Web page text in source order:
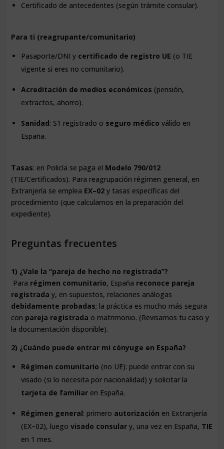
Certificado de antecedentes (según trámite consular).
Para ti (reagrupante/comunitario)
Pasaporte/DNI y certificado de registro UE (o TIE
vigente si eres no comunitario).
Acreditación de medios económicos (pensión,
extractos, ahorro).
Sanidad: S1 registrado o seguro médico válido en
España.
Tasas: en Policía se paga el Modelo 790/012
(TIE/Certificados). Para reagrupación régimen general, en
Extranjería se emplea EX–02 y tasas específicas del
procedimiento (que calculamos en la preparación del
expediente).
Preguntas frecuentes
1) ¿Vale la “pareja de hecho no registrada”?
Para régimen comunitario, España reconoce pareja
registrada y, en supuestos, relaciones análogas
debidamente probadas; la práctica es mucho más segura
con pareja registrada o matrimonio. (Revisamos tu caso y
la documentación disponible).
2) ¿Cuándo puede entrar mi cónyuge en España?
Régimen comunitario (no UE): puede entrar con su
visado (si lo necesita por nacionalidad) y solicitar la
tarjeta de familiar en España.
Régimen general: primero autorización en Extranjería
(EX–02), luegovisado consular y, una vez en España, TIE
en 1 mes.